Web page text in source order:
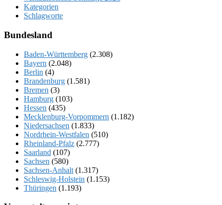
Kategorien
Schlagworte
Bundesland
Baden-Württemberg (2.308)
Bayern (2.048)
Berlin (4)
Brandenburg (1.581)
Bremen (3)
Hamburg (103)
Hessen (435)
Mecklenburg-Vorpommern (1.182)
Niedersachsen (1.833)
Nordrhein-Westfalen (510)
Rheinland-Pfalz (2.777)
Saarland (107)
Sachsen (580)
Sachsen-Anhalt (1.317)
Schleswig-Holstein (1.153)
Thüringen (1.193)